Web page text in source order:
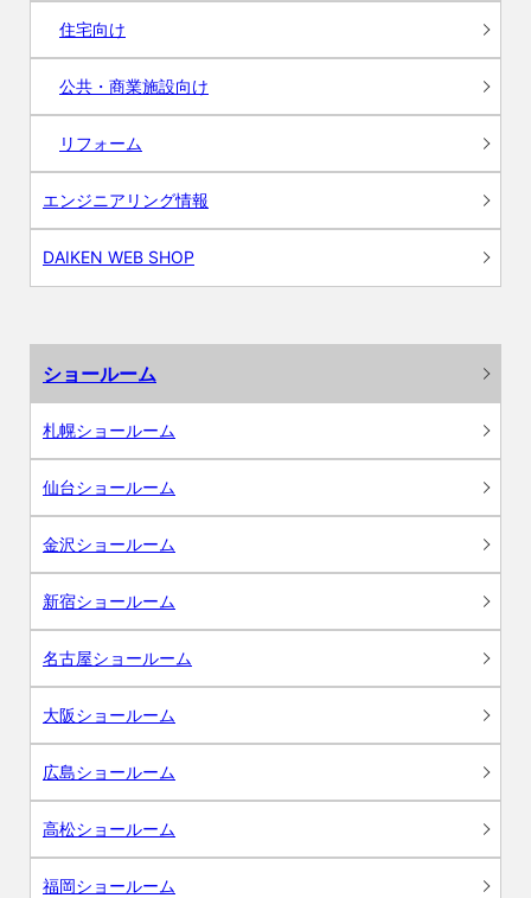
住宅向け
公共・商業施設向け
リフォーム
エンジニアリング情報
DAIKEN WEB SHOP
ショールーム
札幌ショールーム
仙台ショールーム
金沢ショールーム
新宿ショールーム
名古屋ショールーム
大阪ショールーム
広島ショールーム
高松ショールーム
福岡ショールーム